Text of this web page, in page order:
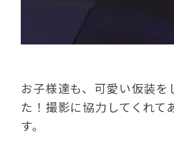
お子様達も、可愛い仮装を
た！撮影に協力してくれて
す。